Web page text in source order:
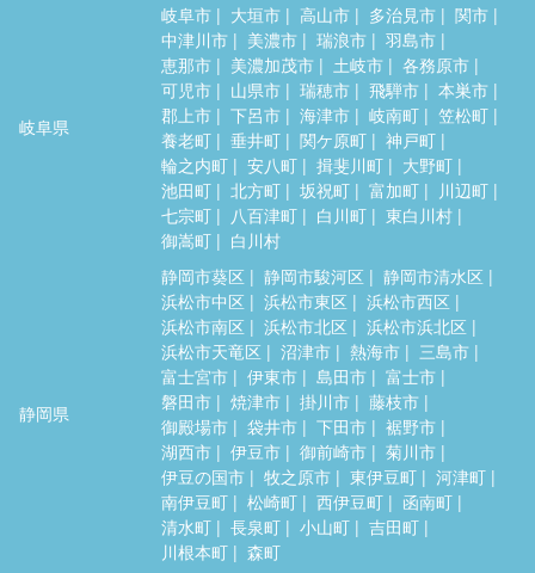
岐阜県
岐阜市 大垣市 高山市 多治見市
関市
中津川市
美濃市 瑞浪市
羽島市
恵那市
美濃加茂市 土岐市
各務原市
可児市
山県市 瑞穂市 飛騨市
本巣市
郡上市
下呂市 海津市 岐南町
笠松町
養老町
垂井町 関ケ原町
神戸町
輪之内町
安八町 揖斐川町
大野町
池田町
北方町 坂祝町 富加町
川辺町
七宗町
八百津町 白川町
東白川村
御嵩町
白川村
静岡県
静岡市葵区 静岡市駿河区
静岡市清水区
浜松市中区
浜松市東区
浜松市西区
浜松市南区
浜松市北区
浜松市浜北区
浜松市天竜区
沼津市 熱海市
三島市
富士宮市
伊東市 島田市
富士市
磐田市
焼津市 掛川市
藤枝市
御殿場市
袋井市 下田市
裾野市
湖西市
伊豆市 御前崎市
菊川市
伊豆の国市
牧之原市 東伊豆町
河津町
南伊豆町
松崎町 西伊豆町
函南町
清水町
長泉町 小山町
吉田町
川根本町
森町